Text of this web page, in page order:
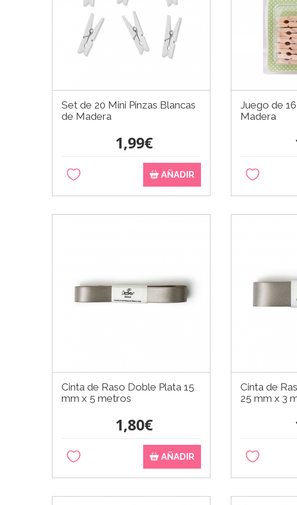
Set de 20 Mini Pinzas Blancas
de Madera
1,99€
AÑADIR
Juego de
Madera
Cinta de Raso Doble Plata 15
mm x 5 metros
1,80€
AÑADIR
Cinta de
25 mm x 3